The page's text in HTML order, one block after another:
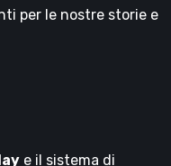
per le nostre storie e
e il sistema di